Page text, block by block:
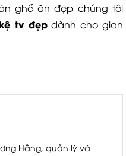
ghế ăn đẹp chúng tôi
kệ tv đẹpdành cho gian
Hằng, quản lý và